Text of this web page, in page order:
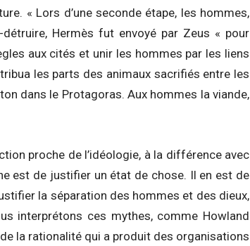
« Lors d’une seconde étape, les hommes,
Hermès fut envoyé par Zeus « pour
aux cités et unir les hommes par les liens
les parts des animaux sacrifiés entre les
dans le Protagoras. Aux hommes la viande,
proche de l’idéologie, à la différence avec
est de justifier un état de chose. Il en est de
la séparation des hommes et des dieux,
interprétons ces mythes, comme Howland
la rationalité qui a produit des organisations